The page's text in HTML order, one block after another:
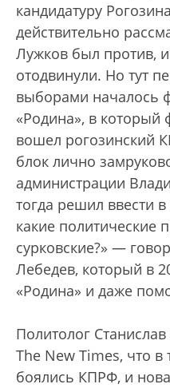
кандидатуру
действительно
Лужков был против, и
отодвинули. Но тут
выборами началось
«Родина», в который
вошел рогозинский
блок лично
администрации
тогда решил ввести
какие политические
сурковские?» —
Лебедев, который в
«Родина» и даже
Политолог
The New Times, что
боялись КПРФ, и